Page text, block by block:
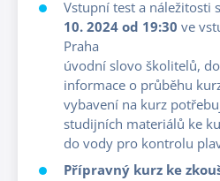
Vstupní test a náležitosti
10. 2024 od 19:30 ve
Praha
úvodní slovo školitelů,
informace o průběhu
vybavení na kurz
studijních materiálů ke
do vody pro kontrolu
Přípravný kurz ke